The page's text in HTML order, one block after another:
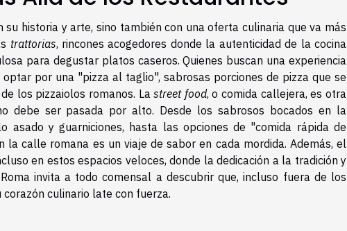
su historia y arte, sino también con una oferta culinaria que va más
trattorias, rincones acogedores donde la autenticidad de la cocina
para degustar platos caseros. Quienes buscan una experiencia
por una "pizza al taglio", sabrosas porciones de pizza que se
los pizzaiolos romanos. Lastreet food, o comida callejera, es otra
debe ser pasada por alto. Desde los sabrosos bocados en la
asado y guarniciones, hasta las opciones de "comida rápida de
calle romana es un viaje de sabor en cada mordida. Además, el
en estos espacios veloces, donde la dedicación a la tradición y
invita a todo comensal a descubrir que, incluso fuera de los
culinario late con fuerza.